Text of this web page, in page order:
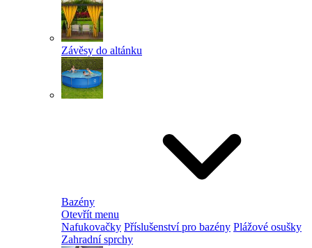
Závěsy do altánku
Bazény
Otevřít menu
Nafukovačky Příslušenství pro bazény Plážové osušky
Zahradní sprchy